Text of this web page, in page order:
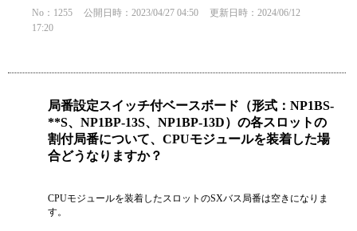
No：1255 公開日時：2023/04/27 04:50
更新日時：2024/06/12
17:20
局番設定スイッチ付ベースボード（形式：NP1BS-
**S、NP1BP-13S、NP1BP-13D）の各スロットの
割付局番について、CPUモジュールを装着した場
合どうなりますか？
CPUモジュールを装着したスロットのSXバス局番は空きになりま
す。